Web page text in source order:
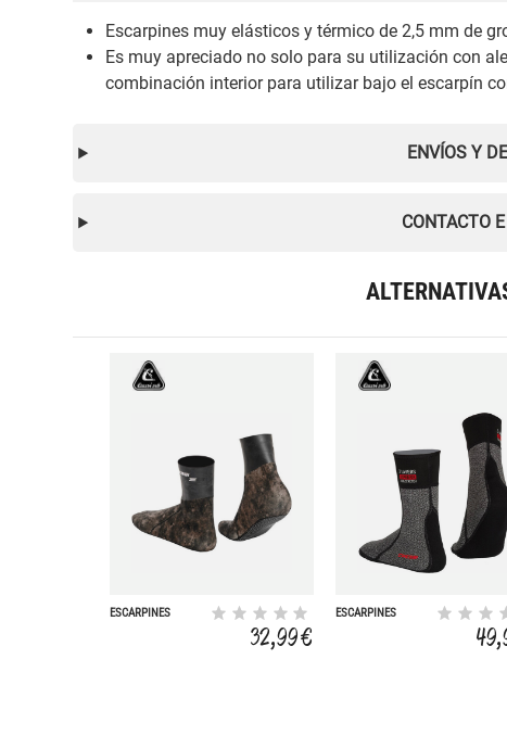
Escarpines muy elásticos y térmico de 2,5 mm de
Es muy apreciado no solo para su utilización con
combinación interior para utilizar bajo el escarpín
ENVÍOS Y
CONTACTO
ESCARPINES
32,99 €
ESCARPINES